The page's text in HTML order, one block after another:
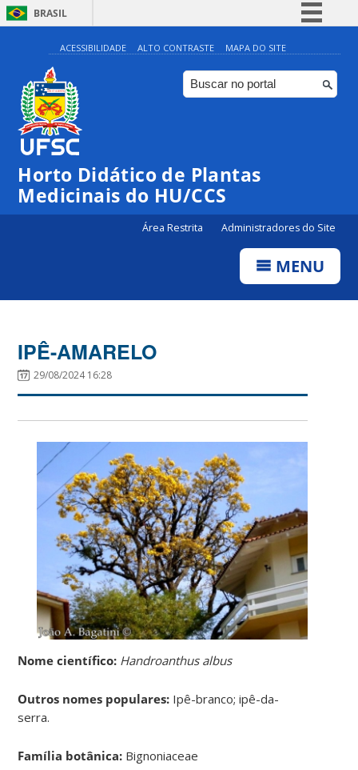
BRASIL
Simplifique!
Comunica BR
Participe
Canais
ACESSIBILIDADE ALTO CONTRASTE MAPA DO SITE
Horto Didático de Plantas
Medicinais do HU/CCS
Área Restrita Administradores do Site
MENU
IPÊ-AMARELO
29/08/2024 16:28
Nome científico: Handroanthus albus
Outros nomes populares: Ipê-branco; ipê-da-
serra.
Família botânica: Bignoniaceae